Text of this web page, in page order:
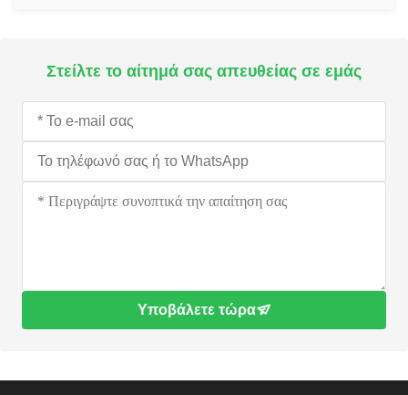
Στείλτε το αίτημά σας απευθείας σε εμάς
Υποβάλετε τώρα